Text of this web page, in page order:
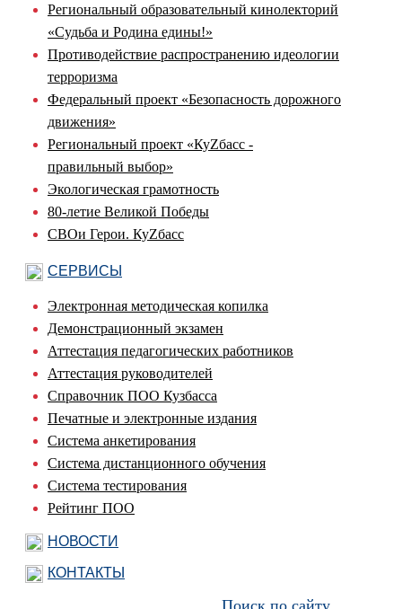
Поиск по сайту
Региональный образовательный кинолекторий
«Судьба и Родина едины!»
Противодействие распространению идеологии
терроризма
Федеральный проект «Безопасность дорожного
движения»
Региональный проект «КуZбасс -
правильный выбор»
Экологическая грамотность
80-летие Великой Победы
СВОи Герои. КуZбасс
СЕРВИСЫ
Электронная методическая копилка
Демонстрационный экзамен
Аттестация педагогических работников
Аттестация руководителей
Справочник ПОО Кузбасса
Печатные и электронные издания
Система анкетирования
Система дистанционного обучения
Система тестирования
Рейтинг ПОО
НОВОСТИ
КОНТАКТЫ